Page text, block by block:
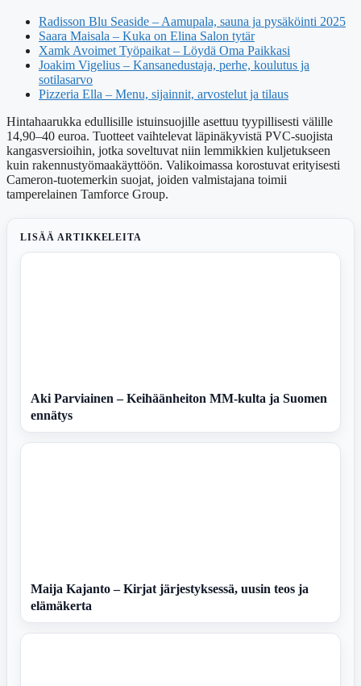
Radisson Blu Seaside – Aamupala, sauna ja pysäköinti 2025
Saara Maisala – Kuka on Elina Salon tytär
Xamk Avoimet Työpaikat – Löydä Oma Paikkasi
Joakim Vigelius – Kansanedustaja, perhe, koulutus ja
sotilasarvo
Pizzeria Ella – Menu, sijainnit, arvostelut ja tilaus
Hintahaarukka edullisille istuinsuojille asettuu tyypillisesti välille
14,90–40 euroa. Tuotteet vaihtelevat läpinäkyvistä PVC-suojista
kangasversioihin, jotka soveltuvat niin lemmikkien kuljetukseen
kuin rakennustyömaakäyttöön. Valikoimassa korostuvat erityisesti
Cameron-tuotemerkin suojat, joiden valmistajana toimii
tamperelainen Tamforce Group.
LISÄÄ ARTIKKELEITA
Aki Parviainen – Keihäänheiton MM-kulta ja Suomen
ennätys
Maija Kajanto – Kirjat järjestyksessä, uusin teos ja
elämäkerta